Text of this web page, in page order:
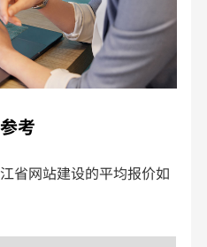
考
省网站建设的平均报价如